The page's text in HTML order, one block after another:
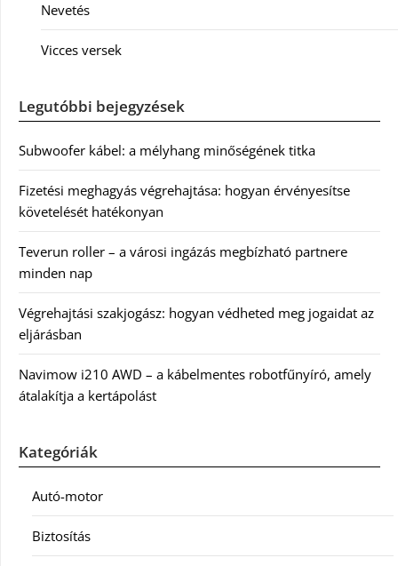
Nevetés
Vicces versek
Legutóbbi bejegyzések
Subwoofer kábel: a mélyhang minőségének titka
Fizetési meghagyás végrehajtása: hogyan érvényesítse
követelését hatékonyan
Teverun roller – a városi ingázás megbízható partnere
minden nap
Végrehajtási szakjogász: hogyan védheted meg jogaidat az
eljárásban
Navimow i210 AWD – a kábelmentes robotfűnyíró, amely
átalakítja a kertápolást
Kategóriák
Autó-motor
Biztosítás